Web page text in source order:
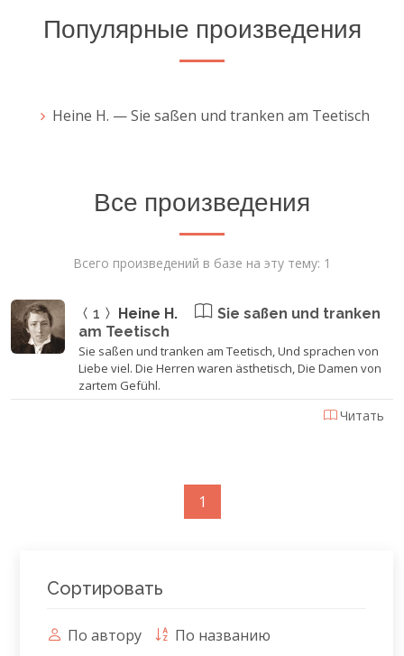
Популярные произведения
Heine H. — Sie saßen und tranken am Teetisch
Все произведения
Всего произведений в базе на эту тему: 1
1 Heine H.
Sie saßen und tranken
am Teetisch
Sie saßen und tranken am Teetisch, Und sprachen von
Liebe viel. Die Herren waren ästhetisch, Die Damen von
zartem Gefühl.
Читать
1
Сортировать
По автору
По названию